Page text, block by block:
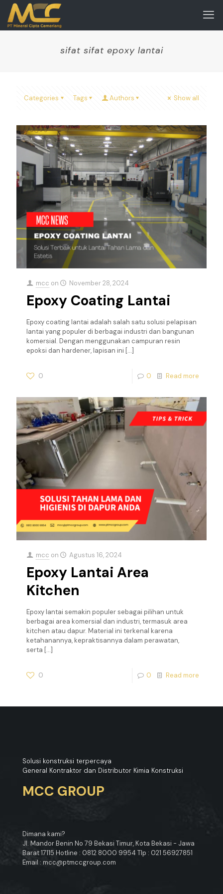
sifat sifat epoxy lantai
Categories Tags Authors Show all
mcc on November 28, 2024
Epoxy Coating Lantai
Epoxy coating lantai adalah salah satu solusi pelapisan
lantai yang populer di berbagai industri dan bangunan
komersial. Dengan menggunakan campuran resin
epoksi dan hardener, lapisan ini […]
0 0 Read more
mcc on Agustus 16, 2024
Epoxy Lantai Area
Kitchen
Epoxy lantai semakin populer sebagai pilihan untuk
berbagai area komersial dan industri, termasuk area
kitchen atau dapur. Material ini terkenal karena
ketahanannya, kepraktisannya dalam perawatan,
serta […]
0 0 Read more
Solusi konstruksi terpercaya
General Kontraktor dan Distributor Kimia Konstruksi
MCC GROUP
Dimana kami?
Jl. Mandor Benin No 79 Bekasi Timur, Kota Bekasi - Jawa
Barat 17115 Hotline : 0812 8000 9954 Tlp : 021 56927851
Email : mcc@ptmccgroup.com